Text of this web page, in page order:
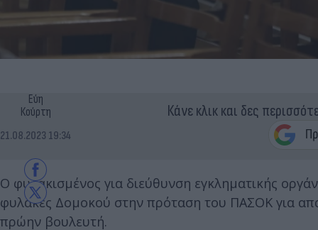
Εύη
Κούρτη
21.08.2023 19:34
Κάνε κλικ και δες
Ο φυλακισμένος για διεύθυνση εγκληματικής
φυλακές Δομοκού στην πρόταση του ΠΑΣΟΚ για
πρώην βουλευτή.